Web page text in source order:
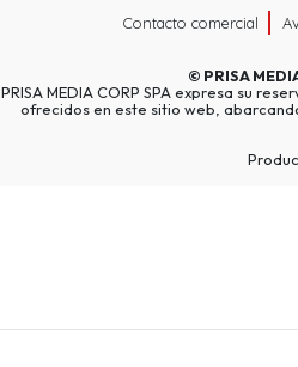
Contacto comercial
© PRISA
PRISA MEDIA CORP SPA expresa su
ofrecidos en este sitio web,